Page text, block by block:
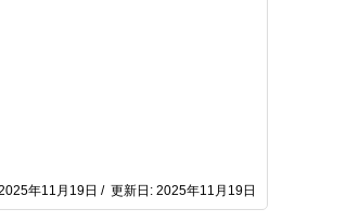
年11月19日 / 更新日: 2025年11月19日